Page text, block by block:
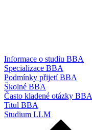
Informace o studiu BBA
Specializace BBA
Podmínky přijetí BBA
Školné BBA
Často kladené otázky BBA
Titul BBA
Studium LLM